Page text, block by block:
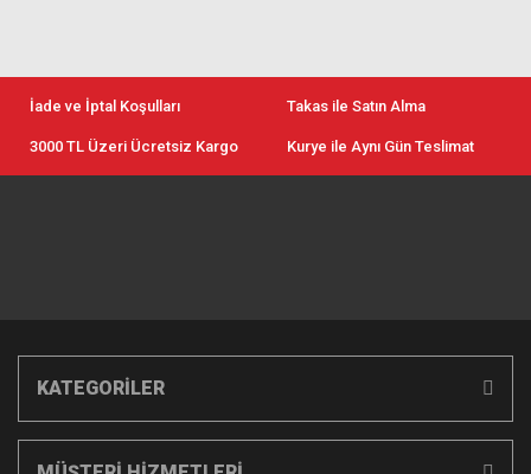
İade ve İptal Koşulları Takas ile Satın Alma
3000 TL Üzeri Ücretsiz Kargo Kurye ile Aynı Gün Teslimat
KATEGORİLER